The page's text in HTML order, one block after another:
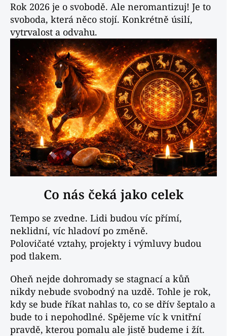
Rok 2026 je o svobodě. Ale neromantizuj! Je to
svoboda, která něco stojí. Konkrétně úsilí,
vytrvalost a odvahu.
Co nás čeká jako celek
Tempo se zvedne. Lidi budou víc přímí,
neklidní, víc hladoví po změně.
Polovičaté vztahy, projekty i výmluvy budou
pod tlakem.
Oheň nejde dohromady se stagnací a kůň
nikdy nebude svobodný na uzdě. Tohle je rok,
kdy se bude říkat nahlas to, co se dřív šeptalo a
bude to i nepohodlné. Spějeme víc k vnitřní
pravdě, kterou pomalu ale jistě budeme i žít.